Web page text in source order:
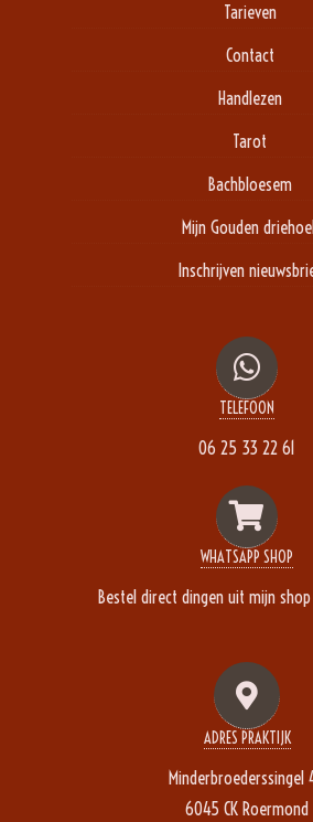
Tarieven
Contact
Handlezen
Tarot
Bachbloesem
Mijn Gouden
Inschrijven
TELEFOON
06 25 33 22 61
WHATSAPP SHOP
Bestel direct dingen uit mijn
ADRES PRAKTIJK
Minderbroederssingel
6045 CK Roermond